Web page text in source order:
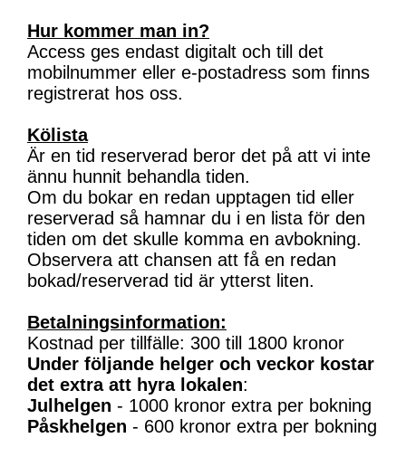
Hur kommer man in?
Access ges endast digitalt och till det
mobilnummer eller e-postadress som finns
registrerat hos oss.
Kölista
Är en tid reserverad beror det på att vi inte
ännu hunnit behandla tiden.
Om du bokar en redan upptagen tid eller
reserverad så hamnar du i en lista för den
tiden om det skulle komma en avbokning.
Observera att chansen att få en redan
bokad/reserverad tid är ytterst liten.
Betalningsinformation:
Kostnad per tillfälle: 300 till 1800 kronor
Under följande helger och veckor kostar
det extra att hyra lokalen:
Julhelgen - 1000 kronor extra per bokning
Påskhelgen - 600 kronor extra per bokning